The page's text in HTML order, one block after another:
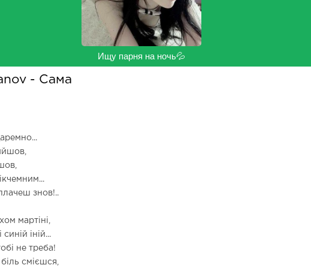
Ищу парня на ночь💦
- Сама
знов!..
мартіні,
іній...
не треба!
смієшся,